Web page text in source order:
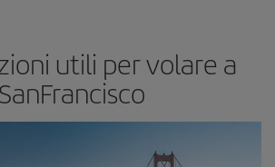
utili per volare a
SanFrancisco